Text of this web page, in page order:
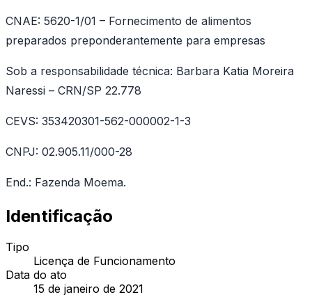
CNAE: 5620-1/01 – Fornecimento de alimentos
preparados preponderantemente para empresas
Sob a responsabilidade técnica: Barbara Katia Moreira
Naressi – CRN/SP 22.778
CEVS: 353420301-562-000002-1-3
CNPJ: 02.905.11/000-28
End.: Fazenda Moema.
Identificação
Tipo
Licença de Funcionamento
Data do ato
15 de janeiro de 2021